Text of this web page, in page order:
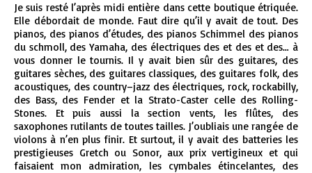
Je suis resté l’après midi entière dans cette boutique étriquée.
Elle débordait de monde. Faut dire qu’il y avait de tout. Des
pianos, des pianos d’études, des pianos Schimmel des pianos
du schmoll, des Yamaha, des électriques des et des et des… à
vous donner le tournis. Il y avait bien sûr des guitares, des
guitares sèches, des guitares classiques, des guitares folk, des
acoustiques, des country–jazz des électriques, rock, rockabilly,
des Bass, des Fender et la Strato-Caster celle des Rolling-
Stones. Et puis aussi la section vents, les flûtes, des
saxophones rutilants de toutes tailles. J’oubliais une rangée de
violons à n’en plus finir. Et surtout, il y avait des batteries les
prestigieuses Gretch ou Sonor, aux prix vertigineux et qui
faisaient mon admiration, les cymbales étincelantes, des